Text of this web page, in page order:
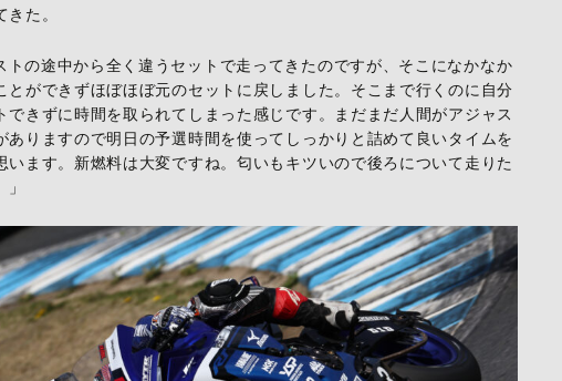
た。
トの途中から全く違うセットで走ってきたのですが、そこになかなか
とができずほぼほぼ元のセットに戻しました。そこまで行くのに自分
できずに時間を取られてしまった感じです。まだまだ人間がアジャス
ありますので明日の予選時間を使ってしっかりと詰めて良いタイムを
います。新燃料は大変ですね。匂いもキツいので後ろについて走りた